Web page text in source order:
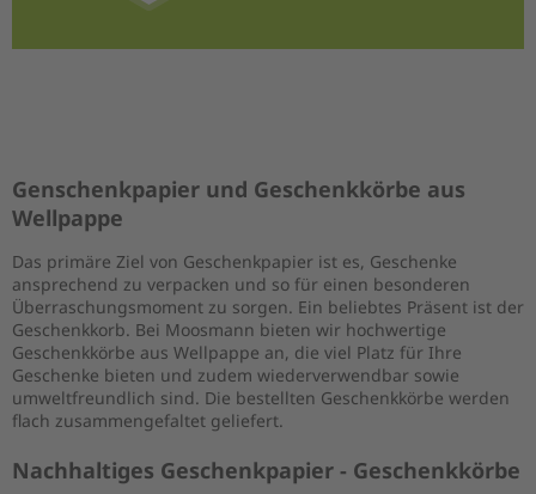
Genschenkpapier und Geschenkkörbe aus
Wellpappe
Das primäre Ziel von Geschenkpapier ist es, Geschenke
ansprechend zu verpacken und so für einen besonderen
Überraschungsmoment zu sorgen. Ein beliebtes Präsent ist der
Geschenkkorb. Bei Moosmann bieten wir hochwertige
Geschenkkörbe aus Wellpappe an, die viel Platz für Ihre
Geschenke bieten und zudem wiederverwendbar sowie
umweltfreundlich sind. Die bestellten Geschenkkörbe werden
flach zusammengefaltet geliefert.
Nachhaltiges Geschenkpapier - Geschenkkörbe